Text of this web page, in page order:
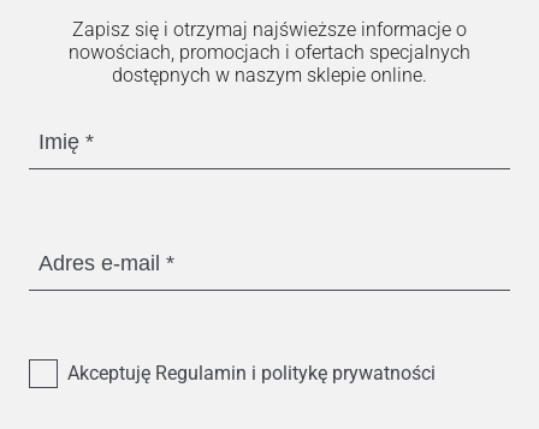
Zapisz się i otrzymaj najświeższe informacje o
nowościach, promocjach i ofertach specjalnych
dostępnych w naszym sklepie online.
Imię
Adres e-mail
Akceptuję Regulamin i politykę prywatności